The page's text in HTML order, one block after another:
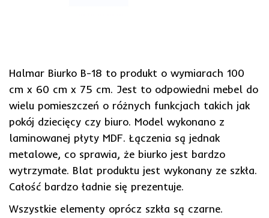
Halmar Biurko B-18 to produkt o wymiarach 100
cm x 60 cm x 75 cm. Jest to odpowiedni mebel do
wielu pomieszczeń o różnych funkcjach takich jak
pokój dziecięcy czy biuro. Model wykonano z
laminowanej płyty MDF. Łączenia są jednak
metalowe, co sprawia, że biurko jest bardzo
wytrzymałe. Blat produktu jest wykonany ze szkła.
Całość bardzo ładnie się prezentuje.
Wszystkie elementy oprócz szkła są czarne.